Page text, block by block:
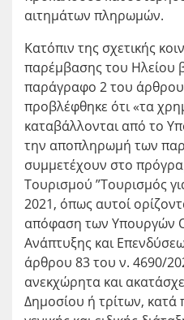
αιτημάτων πληρωμών.
Κατόπιν της σχετικής
παρέμβασης του Ηλείου
παράγραφο 2 του
προβλέφθηκε ότι «τα
καταβάλλονται από το
την αποπληρωμή των
συμμετέχουν στο
Τουρισμού ”Τουρισμός
2021, όπως αυτοί
απόφαση των Υπουργών
Ανάπτυξης και
άρθρου 83 του ν. 4690/
ανεκχώρητα και
Δημοσίου ή τρίτων, κατά